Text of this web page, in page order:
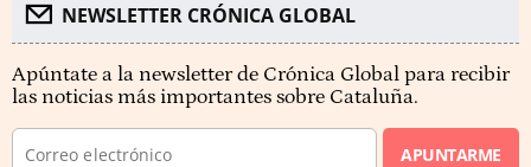
NEWSLETTER CRÓNICA GLOBAL
Apúntate a la newsletter de Crónica Global para recibir
las noticias más importantes sobre Cataluña.
APUNTARME